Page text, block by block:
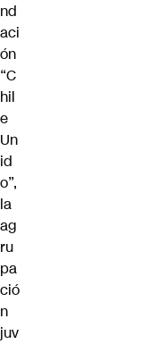
nd
aci
ón
“C
hil
e
Un
id
o”,
la
ag
ru
pa
ció
n
juv